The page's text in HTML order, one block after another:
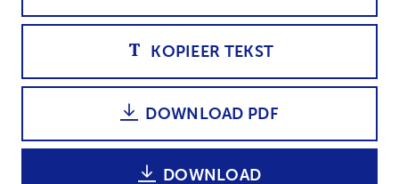
KOPIEER TEKST
DOWNLOAD PDF
DOWNLOAD